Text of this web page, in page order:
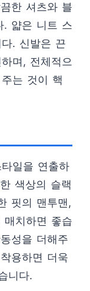
한 셔츠와 블
. 얇은 니트 스
. 신발은 끈
며, 전체적으
는 것이 핵
일을 연출하
색상의 슬랙
핏의 맨투맨,
매치하면 좋습
성을 더해주
용하면 더욱
니다.